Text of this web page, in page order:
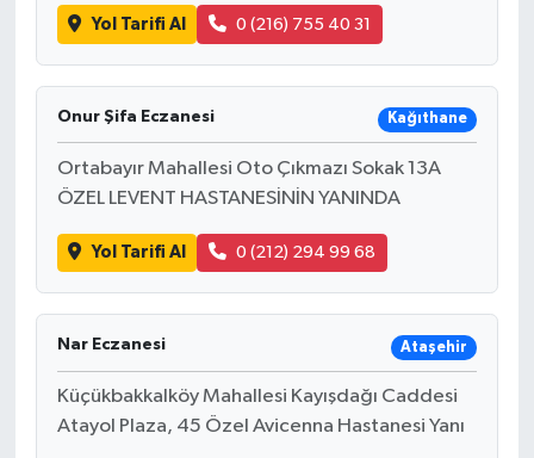
Yol Tarifi Al 0 (216) 755 40 31
Onur Şifa Eczanesi Kağıthane
Ortabayır Mahallesi Oto Çıkmazı Sokak 13A
ÖZEL LEVENT HASTANESİNİN YANINDA
Yol Tarifi Al 0 (212) 294 99 68
Nar Eczanesi Ataşehir
Küçükbakkalköy Mahallesi Kayışdağı Caddesi
Atayol Plaza, 45 Özel Avicenna Hastanesi Yanı